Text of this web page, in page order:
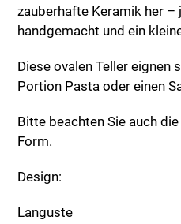
zauberhafte Keramik her –
handgemacht und ein
Diese ovalen Teller eignen
Portion Pasta oder einen
Bitte beachten Sie auch
Form.
Design:
Languste